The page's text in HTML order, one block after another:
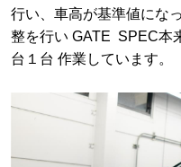
行い、車高が基準値にな
整を行い GATE SPEC本
台１台 作業しています。